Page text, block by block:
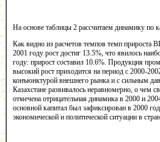
На основе таблицы 2 рассчитаем динамику по
Как видно из расчетов темпов темп прироста
2001 году рост достиг 13.5%, что явилось
году: прирост составил 10.6%. Продукция
высокий рост приходится на период с 2000-
конъюнктурой внешнего рынка и с сильным
Казахстане развивалось неравномерно, о чем
отмечена отрицательная динамика в 2000 и
основной капитал был зафиксирован в 2000
экономической и политической ситуации в